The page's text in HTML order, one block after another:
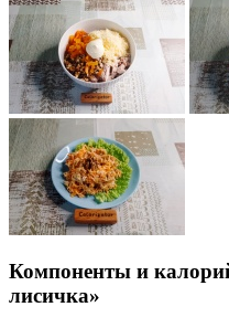
Компоненты и
лисичка»